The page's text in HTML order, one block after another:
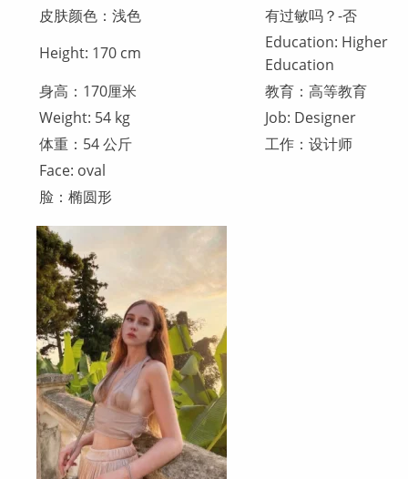
皮肤颜色：浅色
有过敏吗？-否
Height: 170 cm
Education: Higher
Education
身高：170厘米
教育：高等教育
Weight: 54 kg
Job: Designer
体重：54 公斤
工作：设计师
Face: oval
脸：椭圆形